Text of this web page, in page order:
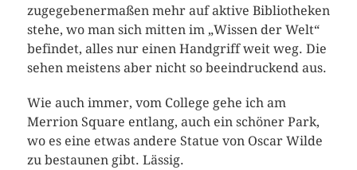
zugegebenermaßen mehr auf aktive Bibliotheken
stehe, wo man sich mitten im „Wissen der Welt“
befindet, alles nur einen Handgriff weit weg. Die
sehen meistens aber nicht so beeindruckend aus.
Wie auch immer, vom College gehe ich am
Merrion Square entlang, auch ein schöner Park,
wo es eine etwas andere Statue von Oscar Wilde
zu bestaunen gibt. Lässig.